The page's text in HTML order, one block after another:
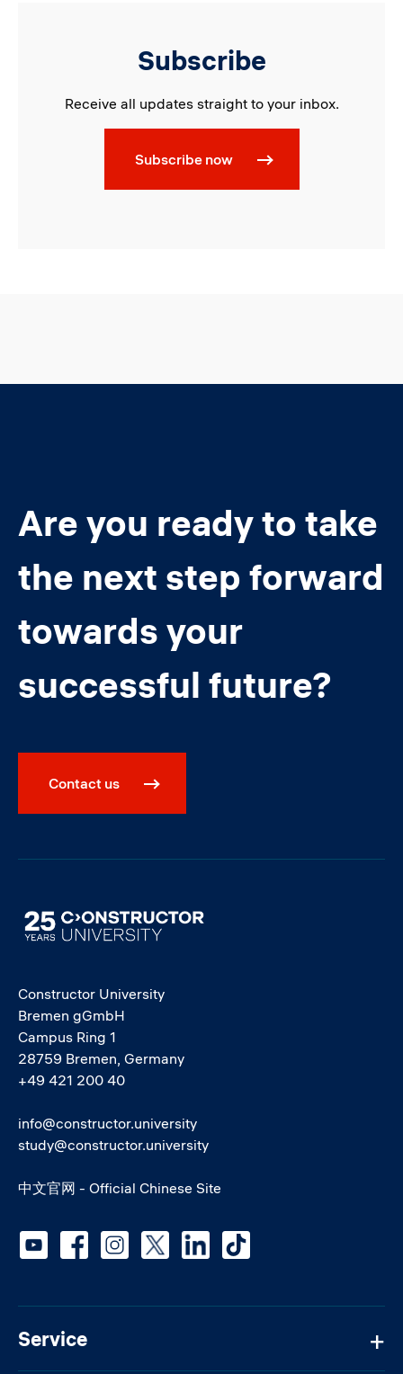
Subscribe
Receive all updates straight to your inbox.
Subscribe now
Are you ready to take
the next step forward
towards your
successful future?
Contact us
Image
Constructor University
Bremen gGmbH
Campus Ring 1
28759 Bremen, Germany
+49 421 200 40
info@constructor.university
study@constructor.university
中文官网 - Official Chinese Site
Service
Social media